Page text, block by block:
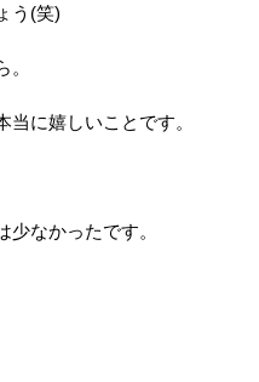
う(笑)
に嬉しいことです。
なかったです。